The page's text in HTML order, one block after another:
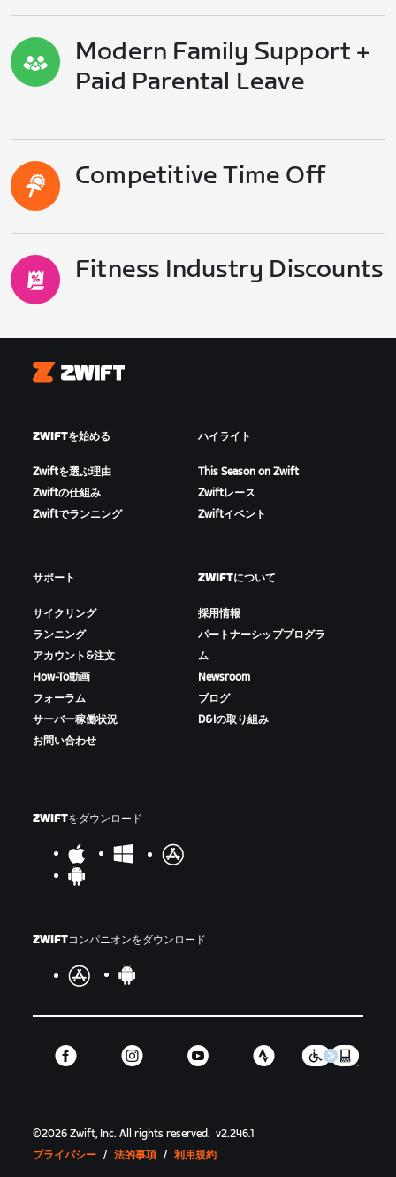
Modern Family Support +
Paid Parental Leave
Competitive Time Off
Fitness Industry Discounts
Zwift
ZWIFTを始める
Zwiftを選ぶ理由
Zwiftの仕組み
Zwiftでランニング
ハイライト
This Season on Zwift
Zwiftレース
Zwiftイベント
サポート
サイクリング
ランニング
アカウント&注文
How-To動画
フォーラム
サーバー稼働状況
お問い合わせ
ZWIFTについて
採用情報
パートナーシッププログラ
ム
Newsroom
ブログ
D&Iの取り組み
ZWIFTをダウンロード
ZWIFTコンパニオンをダウンロード
©2026 Zwift, Inc.All rights reserved. v2.246.1
プライバシー / 法的事項 / 利用規約